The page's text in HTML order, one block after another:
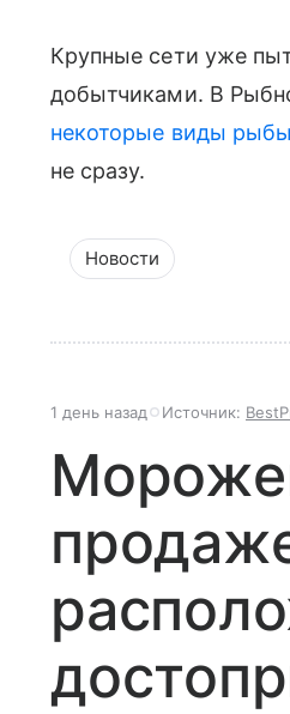
Крупные сети уже
добытчиками. В
некоторые виды
не сразу.
Новости
1 день назад Источник: